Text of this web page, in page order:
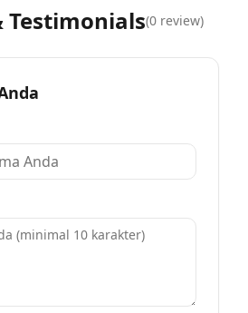
Testimonials(0 review)